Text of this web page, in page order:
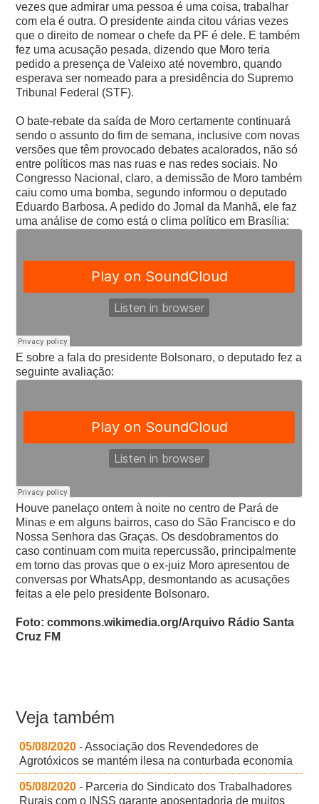
vezes que admirar uma pessoa é uma coisa, trabalhar
com ela é outra. O presidente ainda citou várias vezes
que o direito de nomear o chefe da PF é dele. E também
fez uma acusação pesada, dizendo que Moro teria
pedido a presença de Valeixo até novembro, quando
esperava ser nomeado para a presidência do Supremo
Tribunal Federal (STF).
O bate-rebate da saída de Moro certamente continuará
sendo o assunto do fim de semana, inclusive com novas
versões que têm provocado debates acalorados, não só
entre políticos mas nas ruas e nas redes sociais. No
Congresso Nacional, claro, a demissão de Moro também
caiu como uma bomba, segundo informou o deputado
Eduardo Barbosa. A pedido do Jornal da Manhã, ele faz
uma análise de como está o clima político em Brasília:
E sobre a fala do presidente Bolsonaro, o deputado fez a
seguinte avaliação:
Houve panelaço ontem à noite no centro de Pará de
Minas e em alguns bairros, caso do São Francisco e do
Nossa Senhora das Graças.Os desdobramentos do
caso continuam com muita repercussão, principalmente
em torno das provas que o ex-juiz Moro apresentou de
conversas por WhatsApp, desmontando as acusações
feitas a ele pelo presidente Bolsonaro.
Foto: commons.wikimedia.org/Arquivo Rádio Santa
Cruz FM
Veja também
05/08/2020 - Associação dos Revendedores de
Agrotóxicos se mantém ilesa na conturbada economia
05/08/2020 - Parceria do Sindicato dos Trabalhadores
Rurais com o INSS garante aposentadoria de muitos